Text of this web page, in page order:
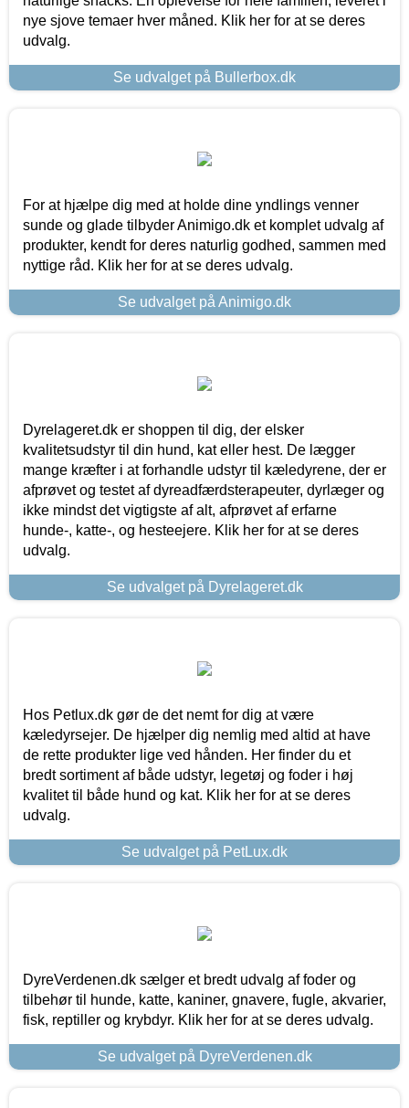
nye sjove temaer hver måned. Klik her for at se deres
udvalg.
Se udvalget på Bullerbox.dk
For at hjælpe dig med at holde dine yndlings venner
sunde og glade tilbyder Animigo.dk et komplet udvalg af
produkter, kendt for deres naturlig godhed, sammen med
nyttige råd. Klik her for at se deres udvalg.
Se udvalget på Animigo.dk
Dyrelageret.dk er shoppen til dig, der elsker
kvalitetsudstyr til din hund, kat eller hest. De lægger
mange kræfter i at forhandle udstyr til kæledyrene, der er
afprøvet og testet af dyreadfærdsterapeuter, dyrlæger og
ikke mindst det vigtigste af alt, afprøvet af erfarne
hunde-, katte-, og hesteejere. Klik her for at se deres
udvalg.
Se udvalget på Dyrelageret.dk
Hos Petlux.dk gør de det nemt for dig at være
kæledyrsejer. De hjælper dig nemlig med altid at have
de rette produkter lige ved hånden. Her finder du et
bredt sortiment af både udstyr, legetøj og foder i høj
kvalitet til både hund og kat. Klik her for at se deres
udvalg.
Se udvalget på PetLux.dk
DyreVerdenen.dk sælger et bredt udvalg af foder og
tilbehør til hunde, katte, kaniner, gnavere, fugle, akvarier,
fisk, reptiller og krybdyr. Klik her for at se deres udvalg.
Se udvalget på DyreVerdenen.dk